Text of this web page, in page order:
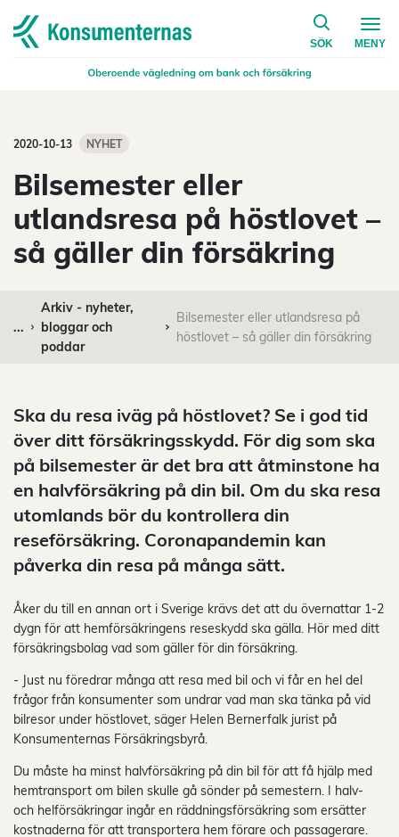
Navigera till startsidan
SÖK
på
MENY
2020-10-13 NYHET
Bilsemester eller
utlandsresa på höstlovet –
så gäller din försäkring
...
Arkiv - nyheter,
bloggar och
poddar
Bilsemester eller utlandsresa på
höstlovet – så gäller din försäkring
Ska du resa iväg på höstlovet? Se i god tid
över ditt försäkringsskydd. För dig som ska
på bilsemester är det bra att åtminstone ha
en halvförsäkring på din bil. Om du ska resa
utomlands bör du kontrollera din
reseförsäkring. Coronapandemin kan
påverka din resa på många sätt.
Åker du till en annan ort i Sverige krävs det att du övernattar 1-2
dygn för att hemförsäkringens reseskydd ska gälla. Hör med ditt
försäkringsbolag vad som gäller för din försäkring.
- Just nu föredrar många att resa med bil och vi får en hel del
frågor från konsumenter som undrar vad man ska tänka på vid
bilresor under höstlovet, säger Helen Bernerfalk jurist på
Konsumenternas Försäkringsbyrå.
Du måste ha minst halvförsäkring på din bil för att få hjälp med
hemtransport om bilen skulle gå sönder på semestern. I halv-
och helförsäkringar ingår en räddningsförsäkring som ersätter
kostnaderna för att transportera hem förare och passagerare.